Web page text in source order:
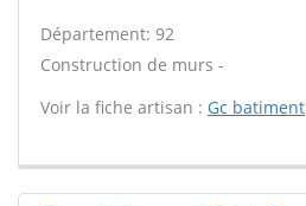
Département: 92
Construction de murs -
Voir la fiche artisan : Gc batiment